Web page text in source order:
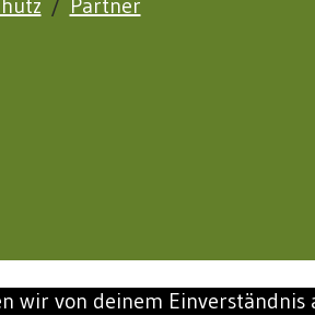
wir von deinem Einverständnis